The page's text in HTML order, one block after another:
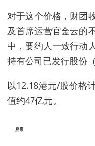
对于这个价格，财团
及首席运营官金云的
中，要约人一致行动
持有公司已发行股份
以12.18港元/股价格
值约47亿元。